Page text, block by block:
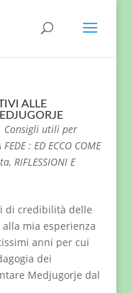
ALLE
Consigli utili per
FEDE : ED ECCO COME
, RIFLESSIONI E
di credibilità delle
mia esperienza
anni per cui
dei
Medjugorje dal